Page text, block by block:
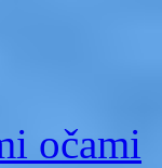
očami